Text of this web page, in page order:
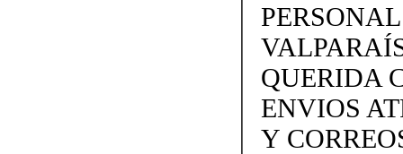
QUERIDA
ENVIOS
Y